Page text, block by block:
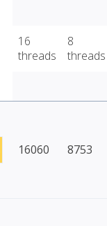
16
threads
8
threads
16060 8753